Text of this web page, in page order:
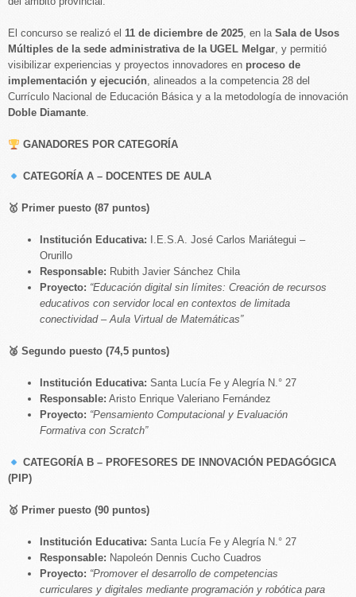
El concurso se realizó el 11 de diciembre de 2025, en la Sala de Usos
Múltiples de la sede administrativa de la UGEL Melgar, y permitió
visibilizar experiencias y proyectos innovadores en proceso de
implementación y ejecución, alineados a la competencia 28 del
Currículo Nacional de Educación Básica y a la metodología de innovación
Doble Diamante.
GANADORES POR CATEGORÍA
CATEGORÍA A – DOCENTES DE AULA
🥇 Primer puesto (87 puntos)
Institución Educativa: I.E.S.A. José Carlos Mariátegui –
Orurillo
Responsable: Rubith Javier Sánchez Chila
Proyecto: “Educación digital sin límites: Creación de recursos
educativos con servidor local en contextos de limitada
conectividad – Aula Virtual de Matemáticas”
🥈 Segundo puesto (74,5 puntos)
Institución Educativa: Santa Lucía Fe y Alegría N.° 27
Responsable: Aristo Enrique Valeriano Fernández
Proyecto: “Pensamiento Computacional y Evaluación
Formativa con Scratch”
CATEGORÍA B – PROFESORES DE INNOVACIÓN PEDAGÓGICA
(PIP)
🥇 Primer puesto (90 puntos)
Institución Educativa: Santa Lucía Fe y Alegría N.° 27
Responsable: Napoleón Dennis Cucho Cuadros
Proyecto: “Promover el desarrollo de competencias
curriculares y digitales mediante programación y robótica para